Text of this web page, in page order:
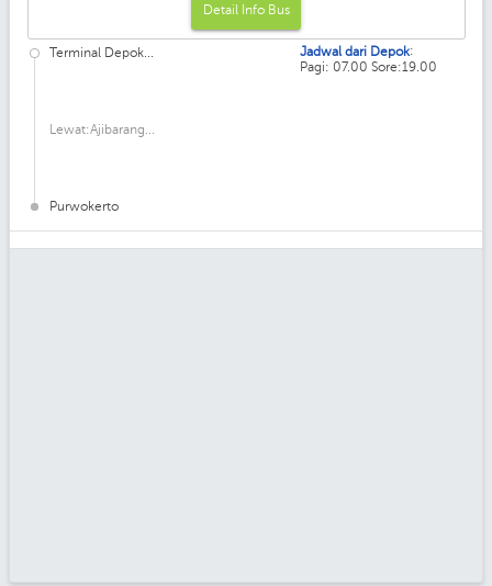
Detail Info Bus
Terminal Depok...
Lewat:Ajibarang...
Purwokerto
Jadwal dari Depok:
Pagi: 07.00 Sore:19.00